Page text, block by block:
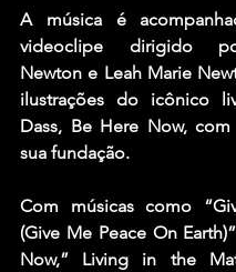
A música é
videoclipe dirigido
Newton e Leah Marie
ilustrações do icônico
Dass, Be Here Now,
sua fundação.
Com músicas como
(Give Me Peace On
Now,” Living in the